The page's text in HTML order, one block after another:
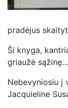
pradėjus
Ši knyga,
griaužė sąžinę…
Nebevyniosiu į
Jacquieline